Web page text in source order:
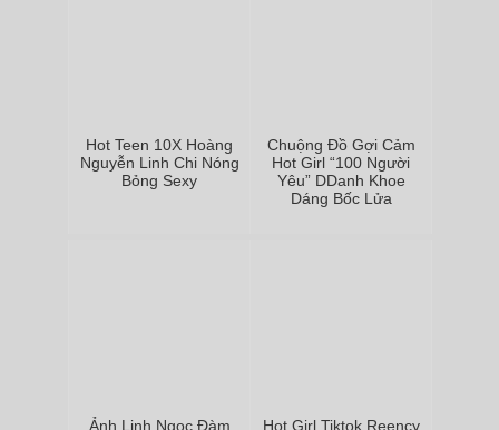
Hot Teen 10X Hoàng
Nguyễn Linh Chi Nóng
Bỏng Sexy
Chuộng Đồ Gợi Cảm
Hot Girl “100 Người
Yêu” DDanh Khoe
Dáng Bốc Lửa
Ảnh Linh Ngọc Đàm
Hot Girl Tiktok Reency